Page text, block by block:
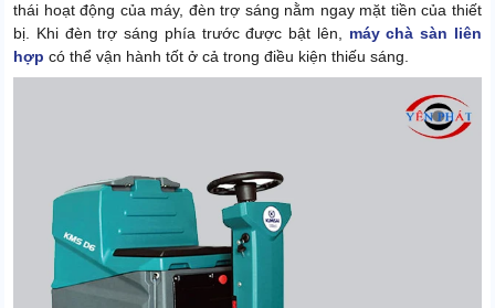
thái hoạt động của máy, đèn trợ sáng nằm ngay mặt tiền của thiết
bị. Khi đèn trợ sáng phía trước được bật lên, máy chà sàn liên
hợp có thể vận hành tốt ở cả trong điều kiện thiếu sáng.